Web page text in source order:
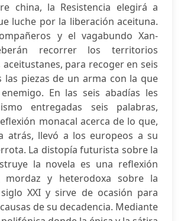
china, la Resistencia elegirá a
luche por la liberación aceituna.
y el vagabundo Xan-
recorrer los territorios
para recoger en seis
las piezas de un arma con la que
En las seis abadías les
entregadas seis palabras,
monacal acerca de lo que,
atrás, llevó a los europeos a su
La distopía futurista sobre la
la novela es una reflexión
mordaz y heterodoxa sobre la
XXI y sirve de ocasión para
de su decadencia. Mediante